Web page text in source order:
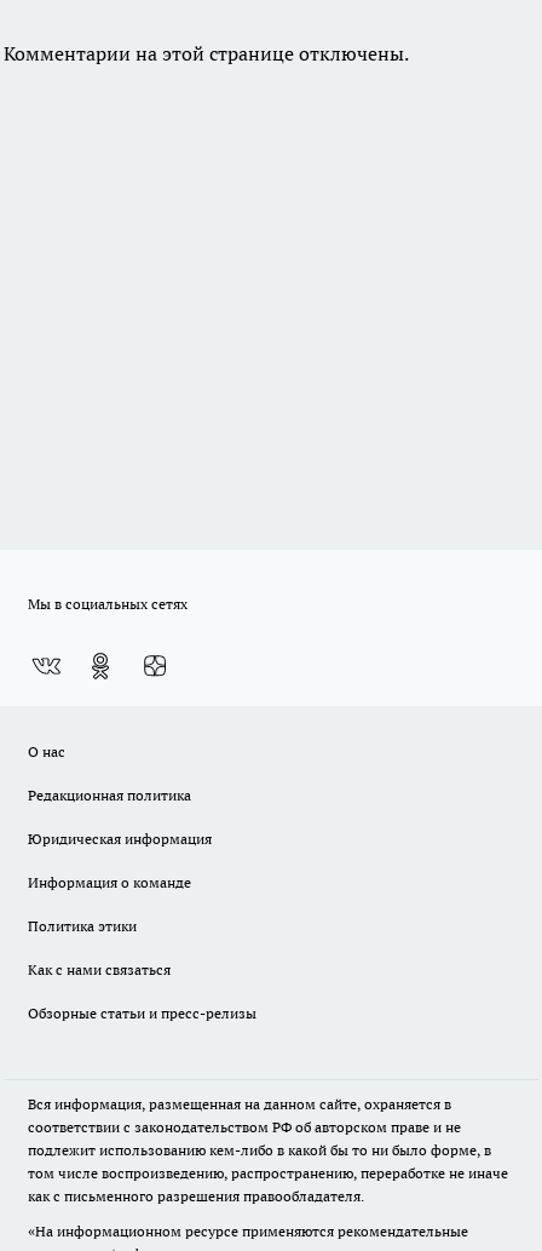
Комментарии на этой странице отключены.
Мы в социальных сетях
О нас
Редакционная политика
Юридическая информация
Информация о команде
Политика этики
Как с нами связаться
Обзорные статьи и пресс-релизы
Вся информация, размещенная на данном сайте, охраняется в
соответствии с законодательством РФ об авторском праве и не
подлежит использованию кем-либо в какой бы то ни было форме, в
том числе воспроизведению, распространению, переработке не иначе
как с письменного разрешения правообладателя.
«На информационном ресурсе применяются рекомендательные